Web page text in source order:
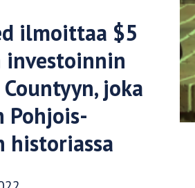
ilmoittaa $5
joka
Pohjois-
historiassa